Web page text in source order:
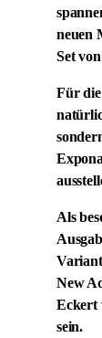
neuen
Set
Für
Als
New
Eckert
sein.